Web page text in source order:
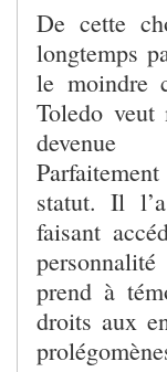
De cette
longtemps
le moindre
Toledo veut
devenue
statut. Il
faisant
prend à
droits aux